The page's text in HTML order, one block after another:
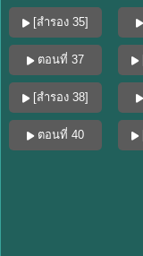
[สำรอง 35]
ตอนที่ 37
[สำรอง 38]
ตอนที่ 40